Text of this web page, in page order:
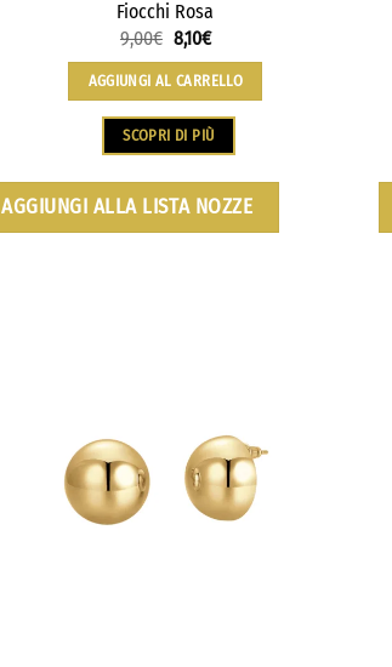
Fiocchi Rosa
9,00€ 8,10€
AGGIUNGI AL CARRELLO
SCOPRI DI PIÙ
AGGIUNGI ALLA LISTA NOZZE